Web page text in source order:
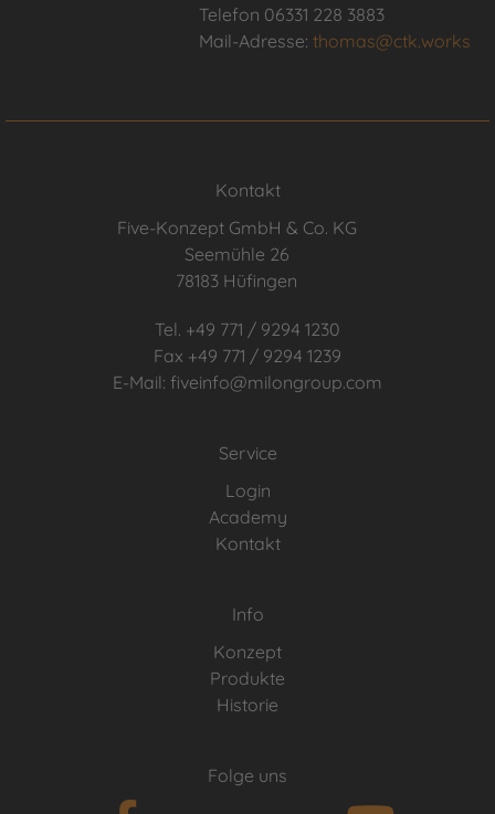
Telefon 06331 228 3883
Mail-Adresse: thomas@ctk.works
Kontakt
Five-Konzept GmbH & Co. KG
Seemühle 26
78183 Hüfingen
Tel. +49 771 / 9294 1230
Fax +49 771 / 9294 1239
E-Mail: fiveinfo@milongroup.com
Service
Login
Academy
Kontakt
Info
Konzept
Produkte
Historie
Folge uns